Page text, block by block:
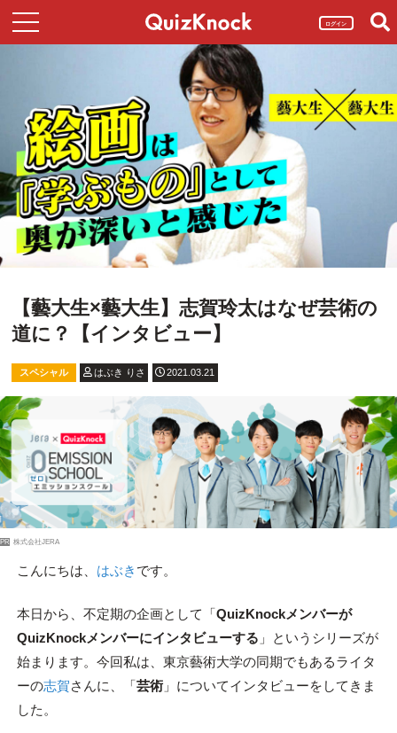
ログイン
【藝大生×藝大生】志賀玲太はなぜ芸術の
道に？【インタビュー】
スペシャル はぶき りさ 2021.03.21
PR 株式会社JERA
こんにちは、 はぶき です。
本日から、不定期の企画として「 QuizKnockメンバーが
QuizKnockメンバーにインタビューする 」というシリーズが
始まります。今回私は、東京藝術大学の同期でもあるライタ
ーの志賀さんに、「 芸術」についてインタビューをしてきま
した。